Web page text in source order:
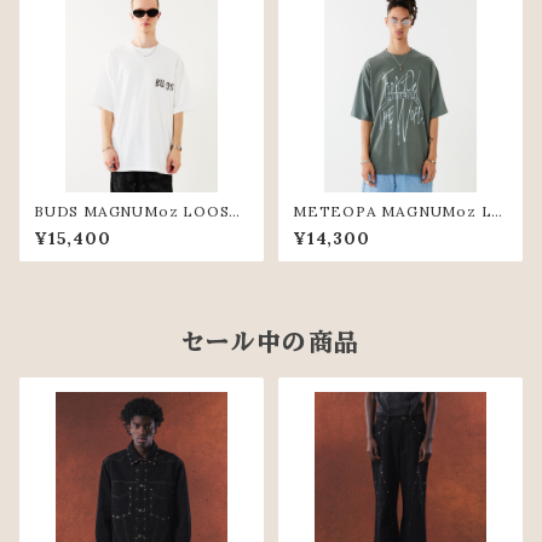
BUDS MAGNUMoz LOOSE
TEE(WHT)
¥15,400
METEOPA MAGNUMoz LO
OSE TEE(KHK)
¥14,300
セール中の商品